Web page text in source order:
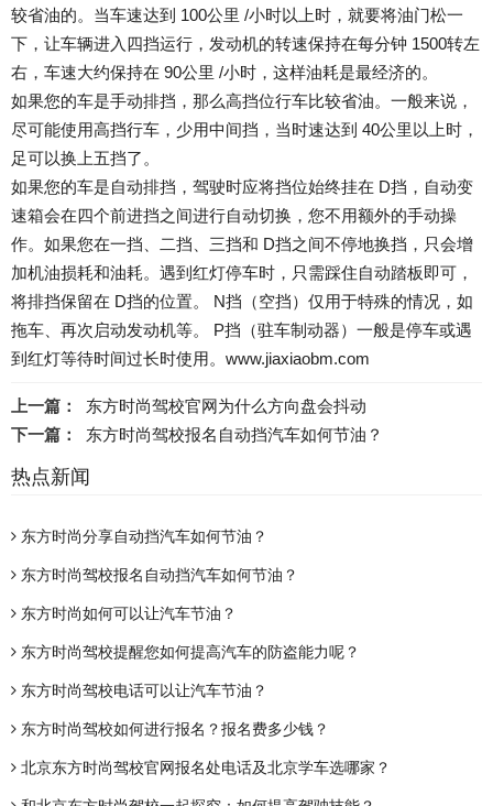
较省油的。当车速达到 100公里 /小时以上时，就要将油门松一
下，让车辆进入四挡运行，发动机的转速保持在每分钟 1500转左
右，车速大约保持在 90公里 /小时，这样油耗是最经济的。
如果您的车是手动排挡，那么高挡位行车比较省油。一般来说，
尽可能使用高挡行车，少用中间挡，当时速达到 40公里以上时，
足可以换上五挡了。
如果您的车是自动排挡，驾驶时应将挡位始终挂在 D挡，自动变
速箱会在四个前进挡之间进行自动切换，您不用额外的手动操
作。如果您在一挡、二挡、三挡和 D挡之间不停地换挡，只会增
加机油损耗和油耗。遇到红灯停车时，只需踩住自动踏板即可，
将排挡保留在 D挡的位置。 N挡（空挡）仅用于特殊的情况，如
拖车、再次启动发动机等。 P挡（驻车制动器）一般是停车或遇
到红灯等待时间过长时使用。www.jiaxiaobm.com
上一篇：
东方时尚驾校官网为什么方向盘会抖动
下一篇：
东方时尚驾校报名自动挡汽车如何节油？
热点新闻
东方时尚分享自动挡汽车如何节油？
东方时尚驾校报名自动挡汽车如何节油？
东方时尚如何可以让汽车节油？
东方时尚驾校提醒您如何提高汽车的防盗能力呢？
东方时尚驾校电话可以让汽车节油？
东方时尚驾校如何进行报名？报名费多少钱？
北京东方时尚驾校官网报名处电话及北京学车选哪家？